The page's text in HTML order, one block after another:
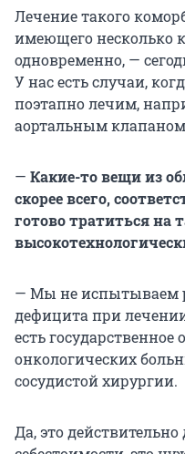
Лечение такого
имеющего несколько
одновременно, —
У нас есть случаи,
поэтапно лечим,
аортальным
— Какие-то вещи из
скорее всего,
готово тратиться на
— Мы не испытываем
дефицита при
есть
онкологических
сосудистой хирургии.
Да, это